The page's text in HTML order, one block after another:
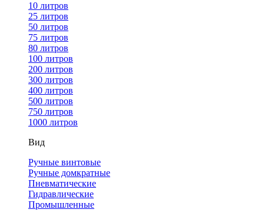
10 литров
25 литров
50 литров
75 литров
80 литров
100 литров
200 литров
300 литров
400 литров
500 литров
750 литров
1000 литров
Вид
Ручные винтовые
Ручные домкратные
Пневматические
Гидравлические
Промышленные